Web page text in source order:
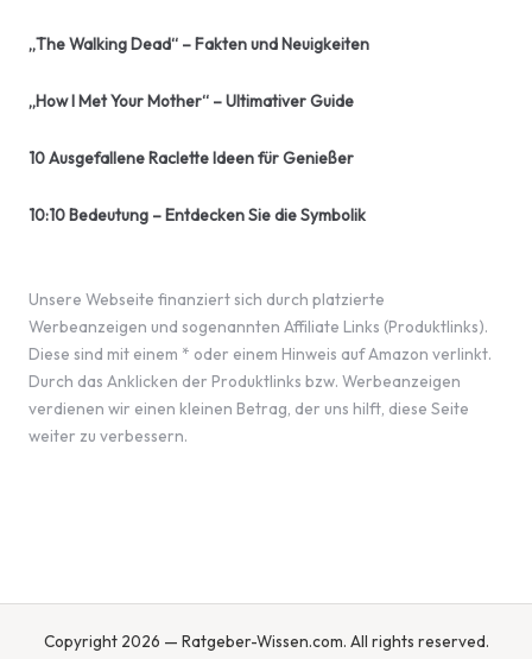
„The Walking Dead“ – Fakten und Neuigkeiten
„How I Met Your Mother“ – Ultimativer Guide
10 Ausgefallene Raclette Ideen für Genießer
10:10 Bedeutung – Entdecken Sie die Symbolik
Unsere Webseite finanziert sich durch platzierte
Werbeanzeigen und sogenannten Affiliate Links (Produktlinks).
Diese sind mit einem * oder einem Hinweis auf Amazon verlinkt.
Durch das Anklicken der Produktlinks bzw. Werbeanzeigen
verdienen wir einen kleinen Betrag, der uns hilft, diese Seite
weiter zu verbessern.
Copyright 2026 — Ratgeber-Wissen.com. All rights reserved.